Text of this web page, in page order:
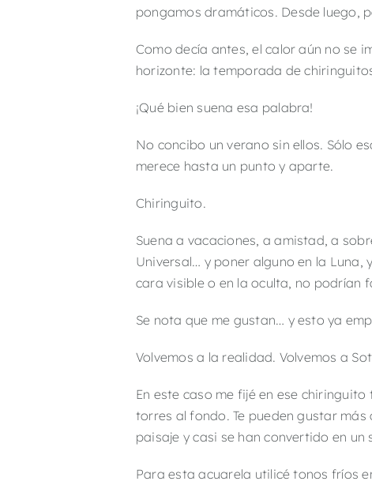
pongamos dramáticos. Desde luego,
Como decía antes, el calor aún no se
horizonte: la temporada de
¡Qué bien suena esa palabra!
No concibo un verano sin ellos. Sólo
merece hasta un punto y aparte.
Chiringuito.
Suena a vacaciones, a amistad, a
Universal… y poner alguno en la Luna,
cara visible o en la oculta, no podrían
Se nota que me gustan… y esto ya
Volvemos a la realidad. Volvemos a
En este caso me fijé en ese
torres al fondo. Te pueden gustar
paisaje y casi se han convertido en un
Para esta acuarela utilicé tonos fríos